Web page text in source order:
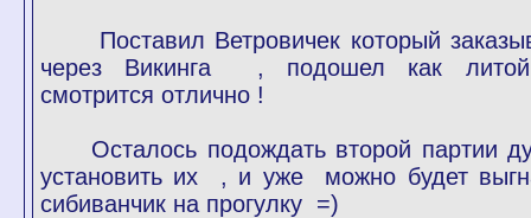
Поставил Ветровичек который
через Викинга , подошел как
смотрится отлично !
Осталось подождать второй партии
установить их , и уже можно будет
сибиванчик на прогулку =)